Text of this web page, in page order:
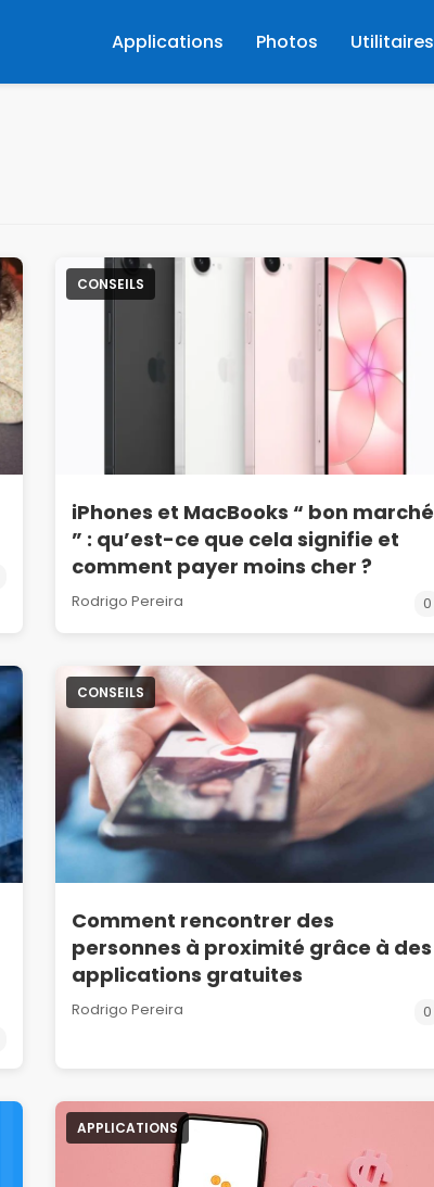
Applications Photos Utilitaires
CONSEILS
iPhones et MacBooks “ bon marché
” : qu’est-ce que cela signifie et
comment payer moins cher ?
Rodrigo Pereira 0
CONSEILS
Comment rencontrer des
personnes à proximité grâce à des
applications gratuites
Rodrigo Pereira 0
APPLICATIONS